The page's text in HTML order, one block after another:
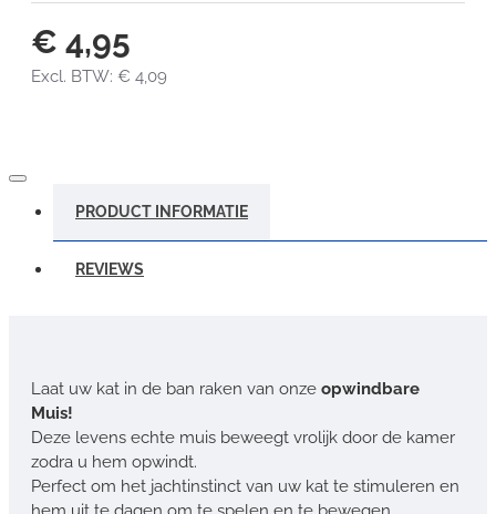
€ 4,95
Excl. BTW: € 4,09
PRODUCT INFORMATIE
REVIEWS
Laat uw kat in de ban raken van onze opwindbare
Muis!
Deze levens echte muis beweegt vrolijk door de kamer
zodra u hem opwindt.
Perfect om het jachtinstinct van uw kat te stimuleren en